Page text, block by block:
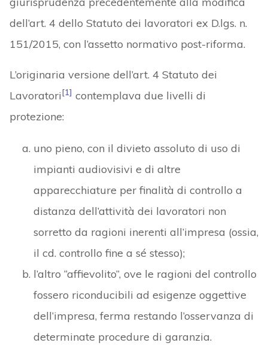
dell’art. 4 dello Statuto dei lavoratori ex D.lgs. n.
151/2015, con l’assetto normativo post-riforma.
L’originaria versione dell’art. 4 Statuto dei
Lavoratori[1] contemplava due livelli di
protezione:
uno pieno, con il divieto assoluto di uso di
impianti audiovisivi e di altre
apparecchiature per finalità di controllo a
distanza dell’attività dei lavoratori non
sorretto da ragioni inerenti all’impresa (ossia,
il cd. controllo fine a sé stesso);
l’altro “affievolito”, ove le ragioni del controllo
fossero riconducibili ad esigenze oggettive
dell’impresa, ferma restando l’osservanza di
determinate procedure di garanzia.